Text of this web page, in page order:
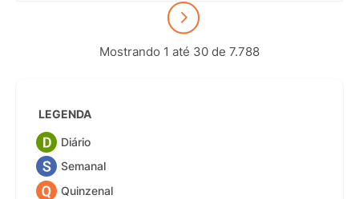
Mostrando 1 até 30 de 7.788
LEGENDA
Diário
Semanal
Quinzenal